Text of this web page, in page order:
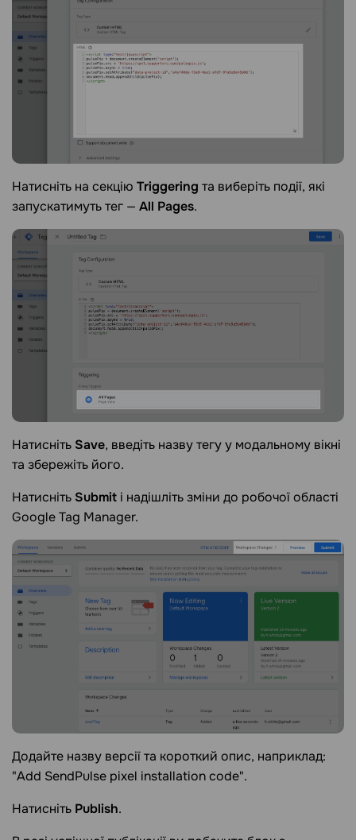
Натисніть на секцію Triggering та виберіть події, які
запускатимуть тег — All Pages.
Натисніть Save, введіть назву тегу у модальному вікні
та збережіть його.
Натисніть Submit і надішліть зміни до робочої області
Google Tag Manager.
Додайте назву версії та короткий опис, наприклад:
"Add SendPulse pixel installation code".
Натисніть Publish.